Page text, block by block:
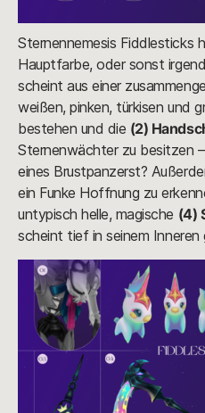
Sternennemesis Fiddlesticks
Hauptfarbe, oder sonst
scheint aus einer
weißen, pinken, türkisen und
bestehen und die (2)
Sternenwächter zu besitzen
eines Brustpanzerst?
ein Funke Hoffnung zu
untypisch helle, magische (4)
scheint tief in seinem